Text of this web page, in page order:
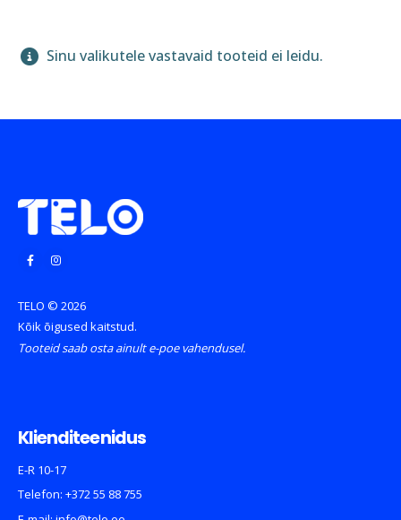
Sinu valikutele vastavaid tooteid ei leidu.
TELO © 2026
Kõik õigused kaitstud.
Tooteid saab osta ainult e-poe vahendusel.
Klienditeenidus
E-R 10-17
Telefon: +372 55 88 755